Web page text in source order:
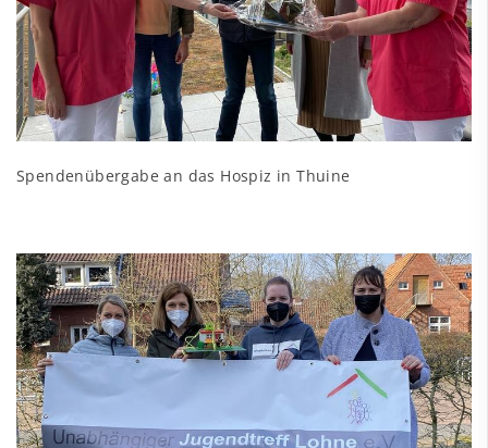
Spendenübergabe an das Hospiz in Thuine